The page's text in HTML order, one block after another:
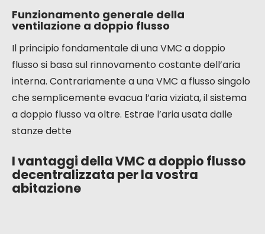
doppio flusso decentralizzata rappresenta
tradizionali. Combina i benefici di una ventilazione
efficace con un recupero energetico ottimizzato, il
tutto in una configurazione più adattabile a diversi
tipi di abitazioni.
Funzionamento generale della
Il principio fondamentale di una VMC a doppio
flusso si basa sul rinnovamento costante dell’aria